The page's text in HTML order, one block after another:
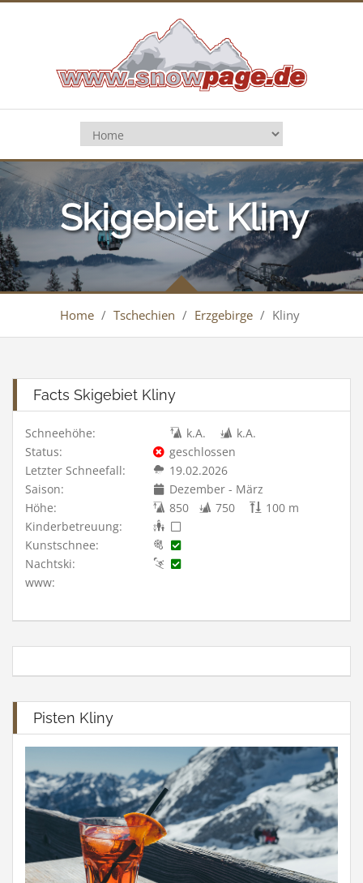
Skigebiet Kliny
Home / Tschechien / Erzgebirge / Kliny
Facts Skigebiet Kliny
Schneehöhe: k.A.
k.A.
Status:
geschlossen
Letzter Schneefall:
19.02.2026
Saison:
Dezember - März
Höhe:
850 750
100 m
Kinderbetreuung:
Kunstschnee:
Nachtski:
www:
Pisten Kliny